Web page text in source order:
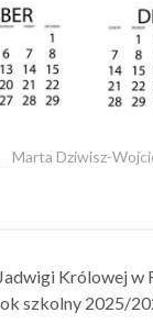
Marta Dziwisz-
Królowej w
szkolny 2025/